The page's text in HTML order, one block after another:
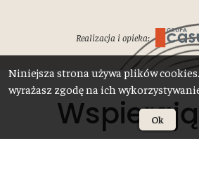
Realizacja i opieka:
Niniejsza strona używa plików
wyrażasz zgodę na ich
Ok